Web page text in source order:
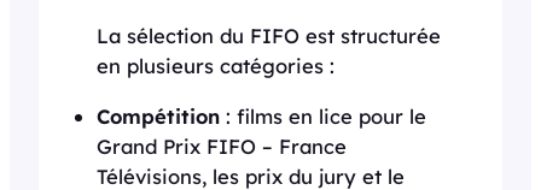
La sélection du FIFO est structurée
en plusieurs catégories :
Compétition : films en lice pour le
Grand Prix FIFO – France
Télévisions, les prix du jury et le